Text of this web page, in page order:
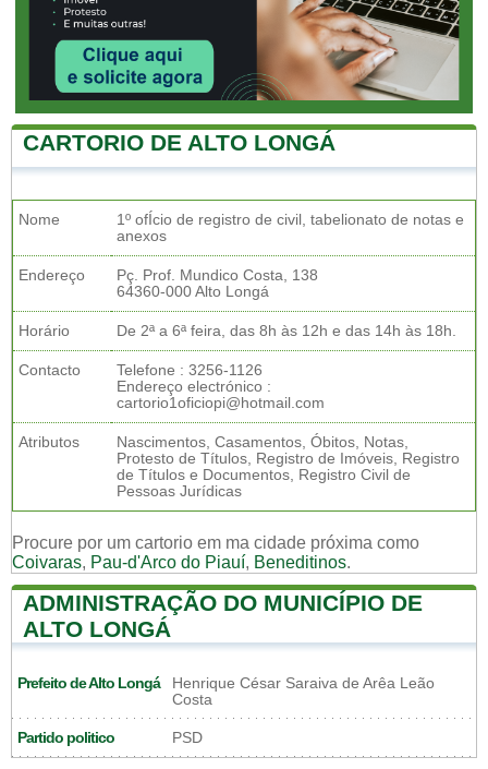
CARTORIO DE ALTO LONGÁ
Nome
1º ofÍcio de registro de civil, tabelionato de notas e
anexos
Endereço
Pç. Prof. Mundico Costa, 138
64360-000 Alto Longá
Horário De 2ª a 6ª feira, das 8h às 12h e das 14h às 18h.
Contacto
Telefone : 3256-1126
Endereço electrónico :
cartorio1oficiopi@hotmail.com
Atributos
Nascimentos, Casamentos, Óbitos, Notas,
Protesto de Títulos, Registro de Imóveis, Registro
de Títulos e Documentos, Registro Civil de
Pessoas Jurídicas
Procure por um cartorio em ma cidade próxima como
Coivaras, Pau-d'Arco do Piauí, Beneditinos.
ADMINISTRAÇÃO DO MUNICÍPIO DE
ALTO LONGÁ
Prefeito de Alto Longá
Henrique César Saraiva de Arêa Leão
Costa
Partido politico PSD